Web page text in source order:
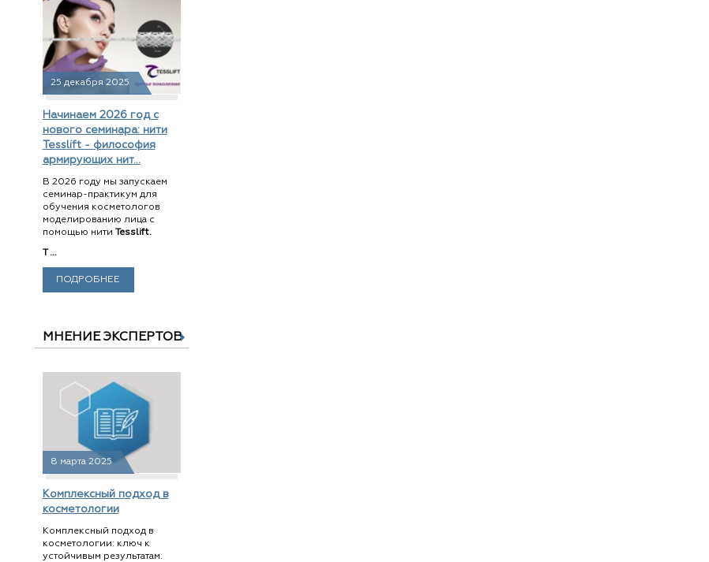
25 декабря 2025
Начинаем 2026 год с
нового семинара: нити
Tesslift - философия
армирующих нит...
В 2026 году мы запускаем
семинар-практикум для
обучения косметологов
моделированию лица с
помощью нити Tesslift.
T ...
ПОДРОБНЕЕ
МНЕНИЕ ЭКСПЕРТОВ
8 марта 2025
Комплексный подход в
косметологии
Комплексный подход в
косметологии: ключ к
устойчивым результатам.